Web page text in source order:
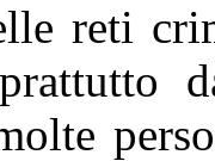
reti